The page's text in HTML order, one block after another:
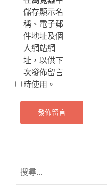
儲存顯示名
稱、電子郵
件地址及個
人網站網
址，以供下
次發佈留言
時使用。
尋